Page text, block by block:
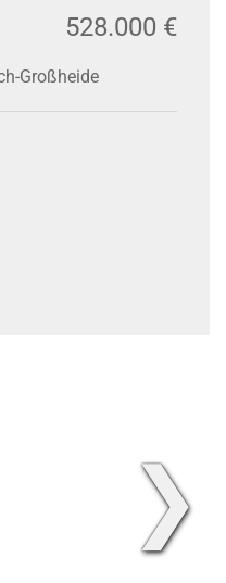
Großheide
528.000 €
❯